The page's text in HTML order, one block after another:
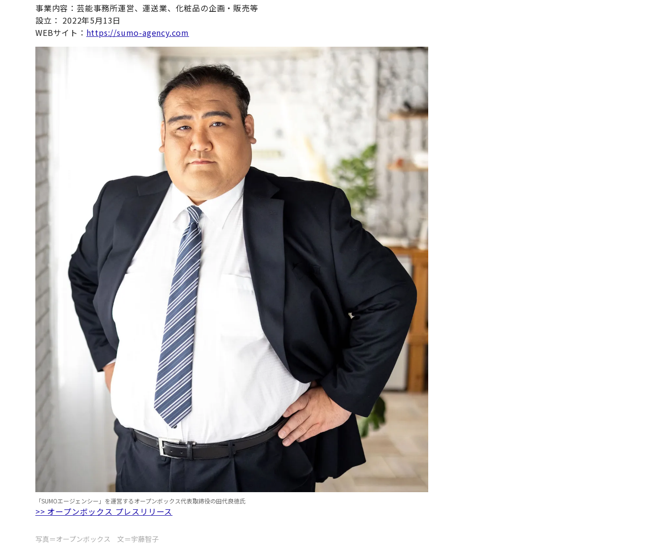
事業内容：芸能事務所運営、運送業、化粧品の企画・販売等
設立： 2022年5月13日
WEBサイト： https://sumo-agency.com
「SUMOエージェンシー」を運営するオープンボックス代表取締役の田代良徳氏
>> オープンボックス プレスリリース
写真＝オープンボックス 文＝宇藤智子